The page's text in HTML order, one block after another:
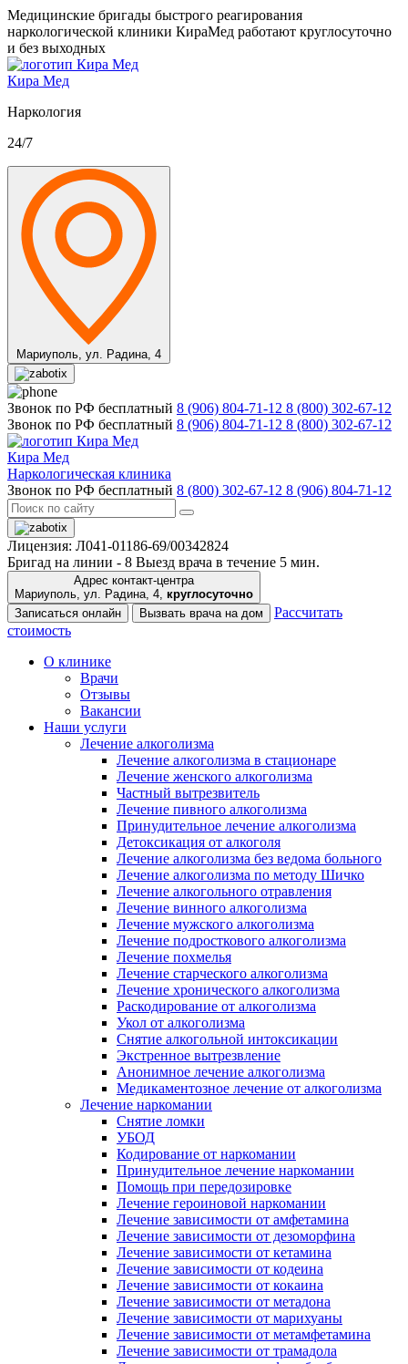
Медицинские бригады быстрого реагирования
наркологической клиники КираМед работают круглосуточно
и без выходных
Кира Мед
Наркология
24/7
Мариуполь, ул. Радина, 4
Звонок по РФ бесплатный 8 (906) 804-71-12 8 (800) 302-67-12
Звонок по РФ бесплатный 8 (906) 804-71-12 8 (800) 302-67-12
Кира Мед
Наркологическая клиника
Звонок по РФ бесплатный 8 (800) 302-67-12 8 (906) 804-71-12
Лицензия: Л041-01186-69/00342824
Бригад на линии - 8 Выезд врача в течение 5 мин.
Адрес контакт-центра
Мариуполь, ул. Радина, 4, круглосуточно
Записаться онлайн
Вызвать врача на дом
Рассчитать
стоимость
О клинике
Врачи
Отзывы
Вакансии
Наши услуги
Лечение алкоголизма
Лечение алкоголизма в стационаре
Лечение женского алкоголизма
Частный вытрезвитель
Лечение пивного алкоголизма
Принудительное лечение алкоголизма
Детоксикация от алкоголя
Лечение алкоголизма без ведома больного
Лечение алкоголизма по методу Шичко
Лечение алкогольного отравления
Лечение винного алкоголизма
Лечение мужского алкоголизма
Лечение подросткового алкоголизма
Лечение похмелья
Лечение старческого алкоголизма
Лечение хронического алкоголизма
Раскодирование от алкоголизма
Укол от алкоголизма
Снятие алкогольной интоксикации
Экстренное вытрезвление
Анонимное лечение алкоголизма
Медикаментозное лечение от алкоголизма
Лечение наркомании
Снятие ломки
УБОД
Кодирование от наркомании
Принудительное лечение наркомании
Помощь при передозировке
Лечение героиновой наркомании
Лечение зависимости от амфетамина
Лечение зависимости от дезоморфина
Лечение зависимости от кетамина
Лечение зависимости от кодеина
Лечение зависимости от кокаина
Лечение зависимости от метадона
Лечение зависимости от марихуаны
Лечение зависимости от метамфетамина
Лечение зависимости от трамадола